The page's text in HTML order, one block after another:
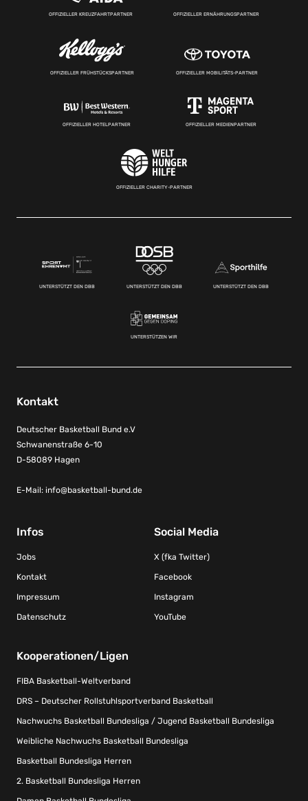
OFFIZIELLER KREUZFAHRTPARTNER OFFIZIELLER ERNÄHRUNGSPARTNER
OFFIZIELLER FRÜHSTÜCKSPARTNER OFFIZIELLER MOBILITÄTS-PARTNER
OFFIZIELLER HOTELPARTNER OFFIZIELLER MEDIENPARTNER
OFFIZIELLER CHARITY-PARTNER
UNTERSTÜTZT DEN DBB UNTERSTÜTZT DEN DBB UNTERSTÜTZT DEN DBB
UNTERSTÜTZEN WIR
Kontakt
Deutscher Basketball Bund e.V
Schwanenstraße 6-10
D-58089 Hagen
E-Mail: info@basketball-bund.de
Infos
Jobs
Kontakt
Impressum
Datenschutz
Social Media
X (fka Twitter)
Facebook
Instagram
YouTube
Kooperationen/Ligen
FIBA Basketball-Weltverband
DRS – Deutscher Rollstuhlsportverband Basketball
Nachwuchs Basketball Bundesliga / Jugend Basketball Bundesliga
Weibliche Nachwuchs Basketball Bundesliga
Basketball Bundesliga Herren
2. Basketball Bundesliga Herren